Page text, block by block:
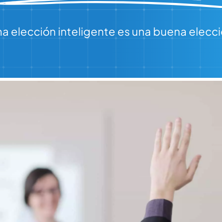
elección inteligente es una buena